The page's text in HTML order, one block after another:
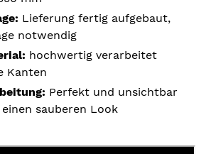
Lieferung fertig aufgebaut,
notwendig
hochwertig verarbeitet
Kanten
Perfekt und unsichtbar
sauberen Look